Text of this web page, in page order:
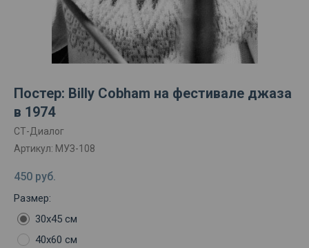
Постер: Billy Cobham на фестивале джаза
в 1974
СТ-Диалог
Артикул: МУЗ-108
450 руб.
Размер:
30х45 см
40х60 см